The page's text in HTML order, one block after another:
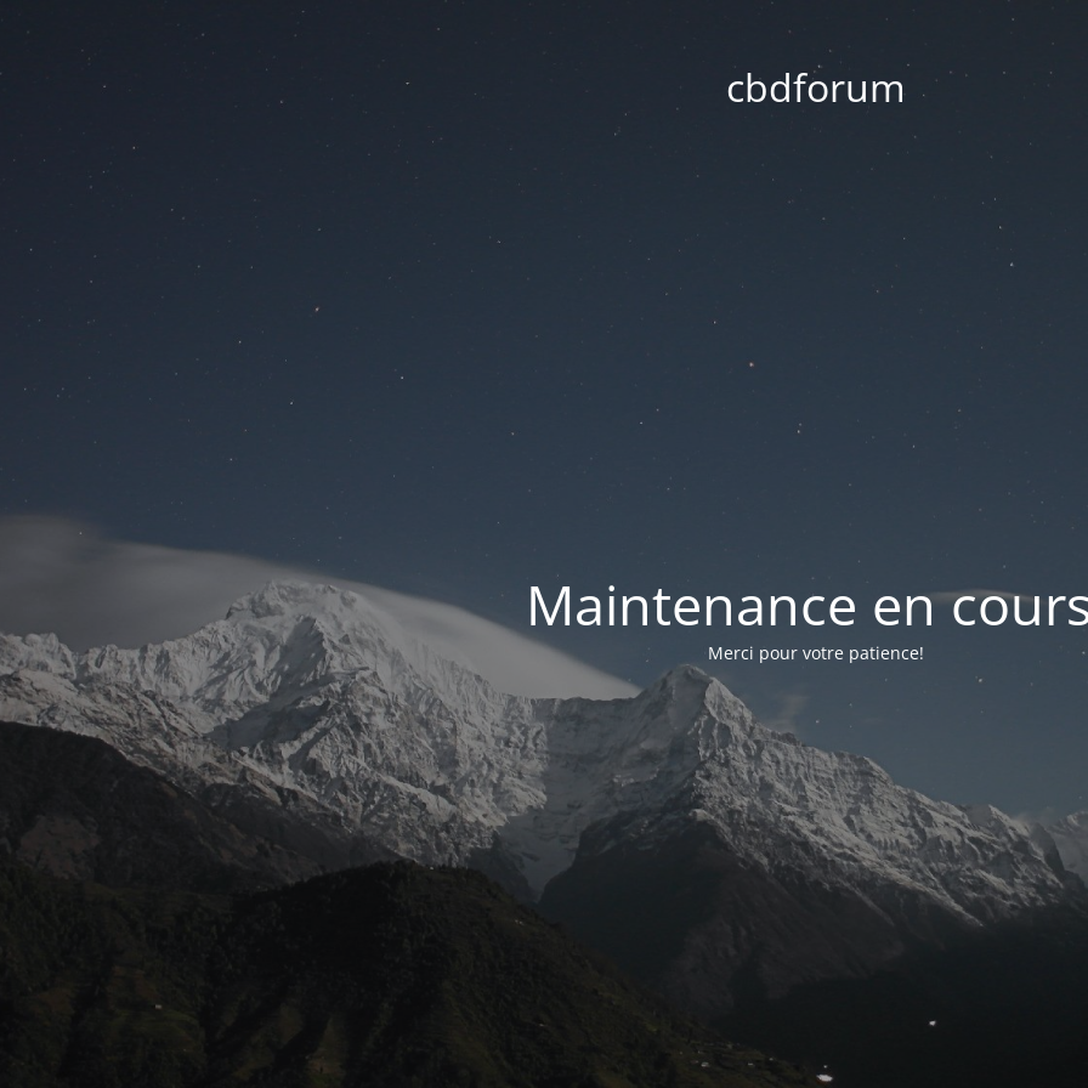
cbdforum
Maintenance en
Merci pour votre patience!